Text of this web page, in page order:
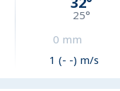
25°
0 mm
1 (- -) m/s